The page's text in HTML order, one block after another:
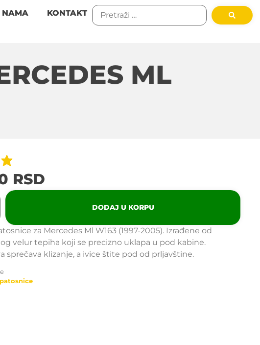
NAMA KONTAKT
ML
RSD
DODAJ U KORPU
za Mercedes Ml W163 (1997-2005). Izrađene od
velur tepiha koji se precizno uklapa u pod kabine.
sprečava klizanje, a ivice štite pod od prljavštine.